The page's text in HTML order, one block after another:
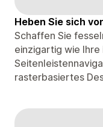
Heben Sie sich
Schaffen Sie
einzigartig wie
rasterbasiertes